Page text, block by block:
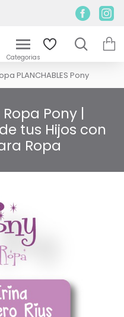
PLANCHABLES Pony
Pony |
tus Hijos con
Ropa